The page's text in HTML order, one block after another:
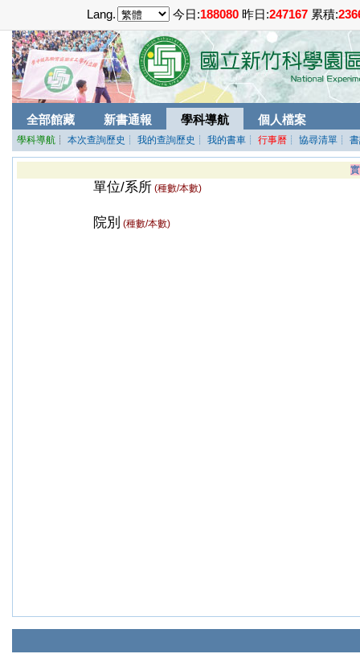
Lang. 今日:188080 昨日:247167 累積:
全部館藏 新書通報 學科導航 個人檔案
學科導航 ┊ 本次查詢歷史 ┊ 我的查詢歷史 ┊ 我的書車 ┊ 行事曆 ┊ 協尋清單 ┊
單位/系所 (種數/本數)
院別 (種數/本數)